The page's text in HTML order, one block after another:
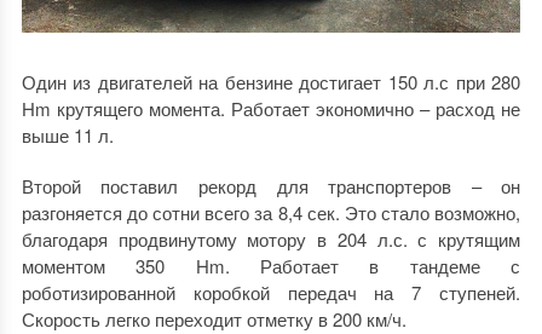
Один из двигателей на бензине достигает 150 л.с при 280
Hm крутящего момента. Работает экономично – расход не
выше 11 л.
Второй поставил рекорд для транспортеров – он
разгоняется до сотни всего за 8,4 сек. Это стало возможно,
благодаря продвинутому мотору в 204 л.с. с крутящим
моментом 350 Hm. Работает в тандеме с
роботизированной коробкой передач на 7 ступеней.
Скорость легко переходит отметку в 200 км/ч.